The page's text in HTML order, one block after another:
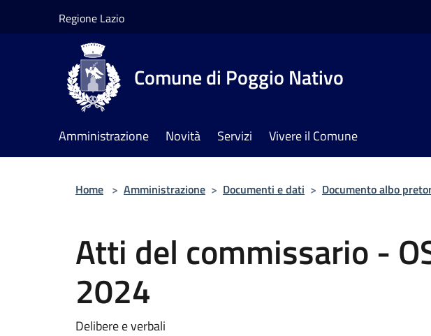
Regione Lazio
Comune di Poggio Nativo
Amministrazione Novità Servizi Vivere il Comune
Home > Amministrazione > Documenti e dati > Documento albo
Atti del commissario -
2024
Delibere e verbali